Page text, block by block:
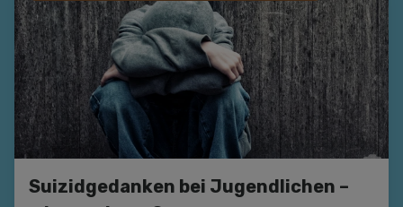
Suizidgedanken bei Jugendlichen –